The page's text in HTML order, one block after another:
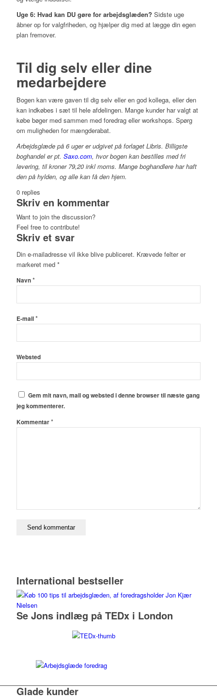
Uge 6: Hvad kan DU gøre for arbejdsglæden? Sidste uge
åbner op for valgfriheden, og hjælper dig med at lægge din egen
plan fremover.
Til dig selv eller dine
medarbejdere
Bogen kan være gaven til dig selv eller en god kollega, eller den
kan indkøbes i sæt til hele afdelingen. Mange kunder har valgt at
købe bøger med sammen med foredrag eller workshops. Spørg
om muligheden for mængderabat.
Arbejdsglæde på 6 uger er udgivet på forlaget Libris. Billigste
boghandel er pt. Saxo.com, hvor bogen kan bestilles med fri
levering, til kroner 79,20 inkl moms. Mange boghandlere har haft
den på hylden, og alle kan få den hjem.
0 replies
Skriv en kommentar
Want to join the discussion?
Feel free to contribute!
Skriv et svar
Din e-mailadresse vil ikke blive publiceret. Krævede felter er
markeret med *
Navn*
E-mail*
Websted
Gem mit navn, mail og websted i denne browser til næste gang
jeg kommenterer.
Kommentar*
International bestseller
Se Jons indlæg på TEDx i London
Glade kunder